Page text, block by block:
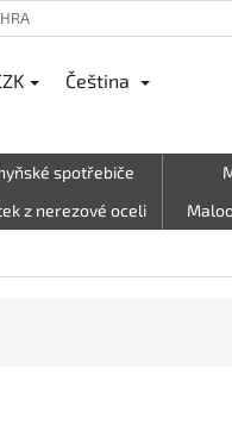
OSOBNÍCH ÚDAJŮ
Čeština
spotřebiče
z nerezové oceli